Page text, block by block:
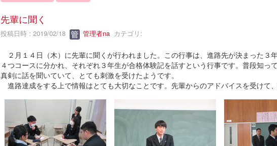
先輩に聞く
投稿日時 : 2019/02/18 管理者naカテゴリ:
２月１４日（木）に先輩に聞くが行われました。この行事は、進路先が決まった３
４つコースに分かれ、それぞれ３年生が合格体験記を話すという行事です。普段知っ
真剣に話を聞いていて、とても刺激を受けたようです。
進路達成をする上で情報はとても大切なことです。先輩からのアドバイスを受けて